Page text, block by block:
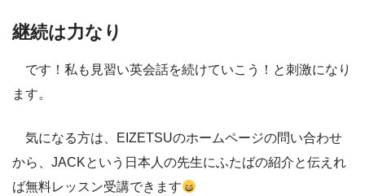
継続は力なり
です！私も見習い英会話を続けていこう！と刺激になり
ます。
気になる方は、EIZETSUのホームページの問い合わせ
から、JACKという日本人の先生にふたばの紹介と伝えれ
ば無料レッスン受講できます